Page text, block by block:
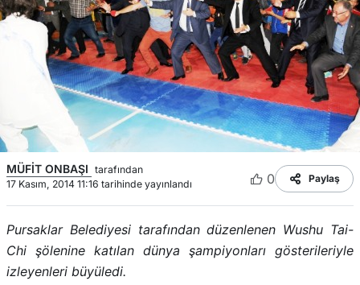
MÜFİT ONBAŞI tarafından
17 Kasım, 2014 11:16 tarihinde yayınlandı
0 Paylaş
Pursaklar Belediyesi tarafından düzenlenen Wushu Tai-
Chi şölenine katılan dünya şampiyonları gösterileriyle
izleyenleri büyüledi.